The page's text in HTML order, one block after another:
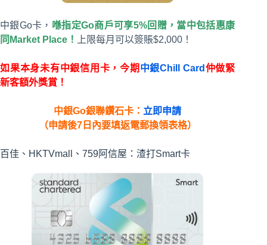
中銀Go卡， 喺指定Go商戶可享5%回贈，當中包括惠康
同Market Place！
上限每月可以簽賬$2,000！
如果本身未有中銀信用卡，今期 中銀Chill Card 仲做緊
新客額外獎賞！
中銀Go銀聯鑽石卡： 立即申請
（申請後7日內要填返電郵換領表格）
百佳、HKTVmall、759阿信屋：渣打Smart卡